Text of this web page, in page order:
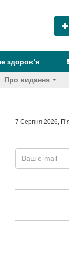
здоров’я
Про видання
7 Серпня 2026,